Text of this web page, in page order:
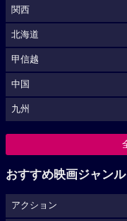
関西
北海道
甲信越
中国
九州
おすすめ映画ジャンル
アクション